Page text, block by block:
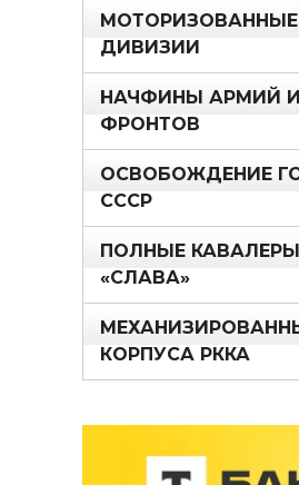
МОТОРИЗОВАННЫЕ
ДИВИЗИИ
НАЧФИНЫ АРМИЙ И
ФРОНТОВ
ОСВОБОЖДЕНИЕ
СССР
ПОЛНЫЕ
«СЛАВА»
КОРПУСА РККА